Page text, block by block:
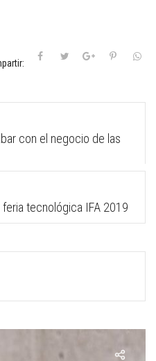
con el negocio de las
tecnológica IFA 2019